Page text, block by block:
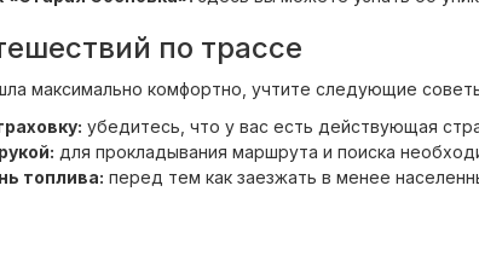
по трассе
максимально комфортно, учтите следующие
убедитесь, что у вас есть действующая
для прокладывания маршрута и поиска
топлива: перед тем как заезжать в менее